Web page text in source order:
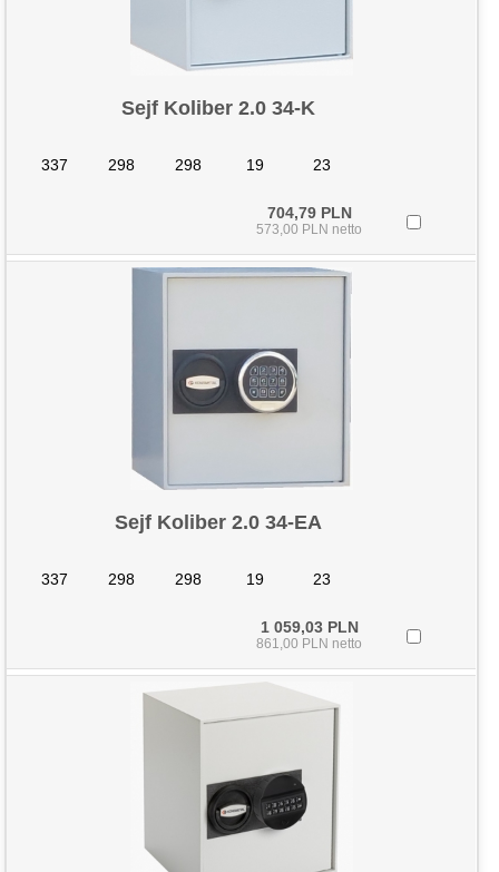
Sejf Koliber 2.0 34-K
337 298 298 19 23
704,79 PLN
573,00 PLN netto
Sejf Koliber 2.0 34-EA
337 298 298 19 23
1 059,03 PLN
861,00 PLN netto